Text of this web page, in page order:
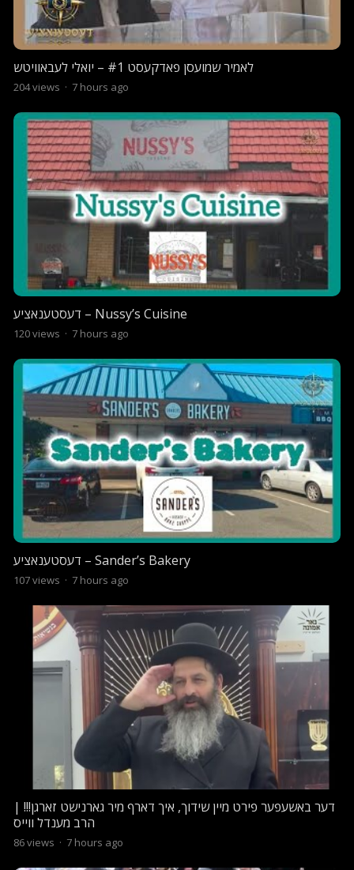
לאמיר שמועסן פאדקעסט #1 – יואלי לעבאוויטש
204views · 7 hours ago
דעסטענאציע – Nussy’s Cuisine
120views · 7 hours ago
דעסטענאציע – Sander’s Bakery
107views · 7 hours ago
דער באשעפער פירט מיין שידוך, איך דארף מיר גארנישט זארגן!!! |
הרב מענדל ווייס
86views · 7 hours ago